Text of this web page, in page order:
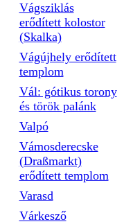
Vágsziklás
erődített kolostor
(Skalka)
Vágújhely erődített
templom
Vál: gótikus torony
és török palánk
Valpó
Vámosderecske
(Draßmarkt)
erődített templom
Varasd
Várkesző